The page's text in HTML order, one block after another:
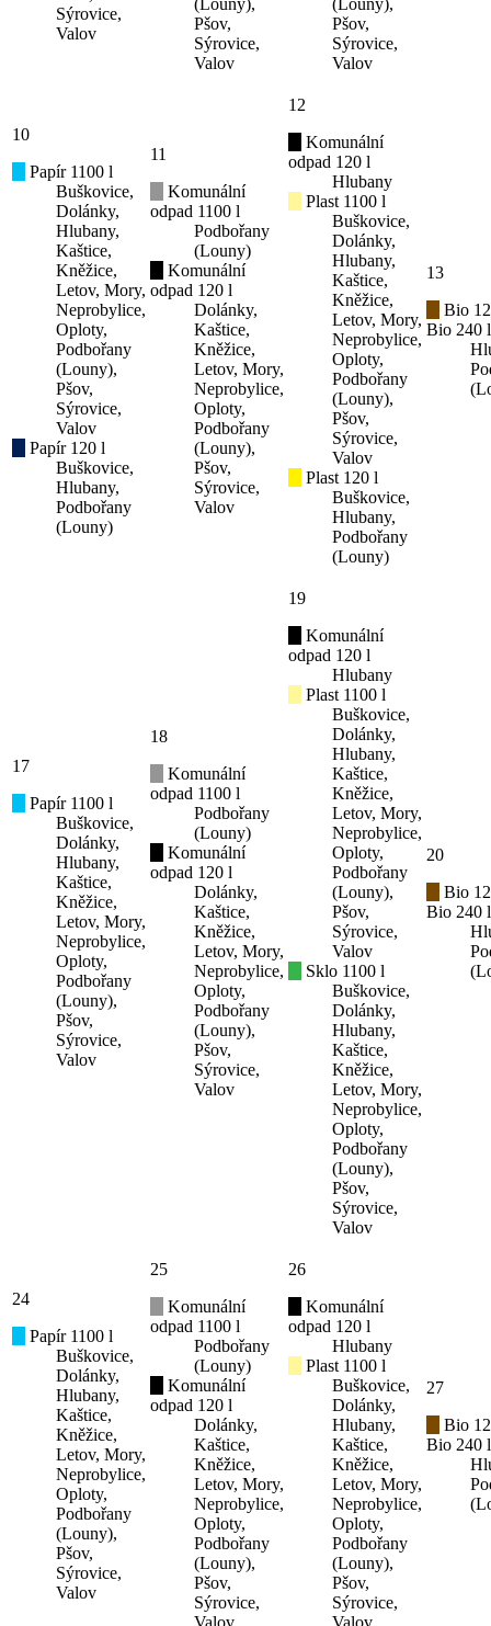
Sýrovice,
Valov
Pšov,
Sýrovice,
Valov
Pšov,
Sýrovice,
Valov
10
Papír 1100 l
Buškovice,
Dolánky,
Hlubany,
Kaštice,
Kněžice,
Letov, Mory,
Neprobylice,
Oploty,
Podbořany
(Louny),
Pšov,
Sýrovice,
Valov
Papír 120 l
Buškovice,
Hlubany,
Podbořany
(Louny)
11
Komunální
odpad 1100 l
Podbořany
(Louny)
Komunální
odpad 120 l
Dolánky,
Kaštice,
Kněžice,
Letov, Mory,
Neprobylice,
Oploty,
Podbořany
(Louny),
Pšov,
Sýrovice,
Valov
12
Komunální
odpad 120 l
Hlubany
Plast 1100 l
Buškovice,
Dolánky,
Hlubany,
Kaštice,
Kněžice,
Letov, Mory,
Neprobylice,
Oploty,
Podbořany
(Louny),
Pšov,
Sýrovice,
Valov
Plast 120 l
Buškovice,
Hlubany,
Podbořany
(Louny)
13
Bio
Bio 240 l
17
Papír 1100 l
Buškovice,
Dolánky,
Hlubany,
Kaštice,
Kněžice,
Letov, Mory,
Neprobylice,
Oploty,
Podbořany
(Louny),
Pšov,
Sýrovice,
Valov
18
Komunální
odpad 1100 l
Podbořany
(Louny)
Komunální
odpad 120 l
Dolánky,
Kaštice,
Kněžice,
Letov, Mory,
Neprobylice,
Oploty,
Podbořany
(Louny),
Pšov,
Sýrovice,
Valov
19
Komunální
odpad 120 l
Hlubany
Plast 1100 l
Buškovice,
Dolánky,
Hlubany,
Kaštice,
Kněžice,
Letov, Mory,
Neprobylice,
Oploty,
Podbořany
(Louny),
Pšov,
Sýrovice,
Valov
Sklo 1100 l
Buškovice,
Dolánky,
Hlubany,
Kaštice,
Kněžice,
Letov, Mory,
Neprobylice,
Oploty,
Podbořany
(Louny),
Pšov,
Sýrovice,
Valov
20
Bio
Bio 240 l
24
Papír 1100 l
Buškovice,
Dolánky,
Hlubany,
Kaštice,
Kněžice,
Letov, Mory,
Neprobylice,
Oploty,
Podbořany
(Louny),
Pšov,
Sýrovice,
Valov
25
Komunální
odpad 1100 l
Podbořany
(Louny)
Komunální
odpad 120 l
Dolánky,
Kaštice,
Kněžice,
Letov, Mory,
Neprobylice,
Oploty,
Podbořany
(Louny),
Pšov,
Sýrovice,
Valov
26
Komunální
odpad 120 l
Hlubany
Plast 1100 l
Buškovice,
Dolánky,
Hlubany,
Kaštice,
Kněžice,
Letov, Mory,
Neprobylice,
Oploty,
Podbořany
(Louny),
Pšov,
Sýrovice,
Valov
27
Bio
Bio 240 l